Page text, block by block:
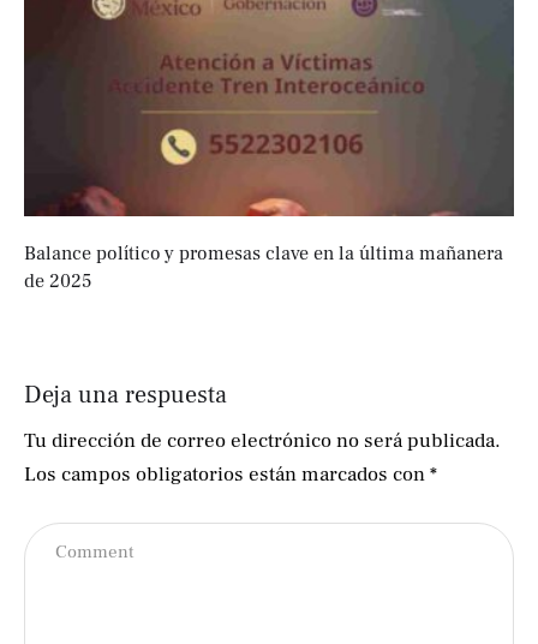
Balance político y promesas clave en la última mañanera
de 2025
Deja una respuesta
Tu dirección de correo electrónico no será publicada.
Los campos obligatorios están marcados con*